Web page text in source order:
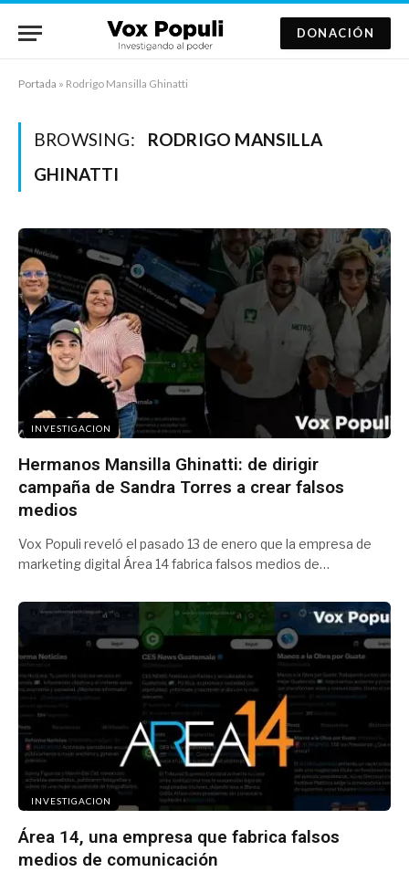
DONACIÓN
Portada » Rodrigo Mansilla Ghinatti
BROWSING:
RODRIGO MANSILLA
GHINATTI
INVESTIGACION
Hermanos Mansilla Ghinatti: de dirigir
campaña de Sandra Torres a crear falsos
medios
Vox Populi reveló el pasado 13 de enero que la empresa de
marketing digital Área 14 fabrica falsos medios de…
INVESTIGACION
Área 14, una empresa que fabrica falsos
medios de comunicación